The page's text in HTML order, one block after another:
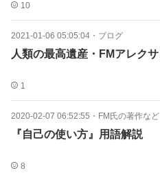
10
2021-01-06 05:05:04 ・ ブログ
1
2020-02-07 06:52:55 ・ FM氏の著作など
『自己の使い方』用語解説
8